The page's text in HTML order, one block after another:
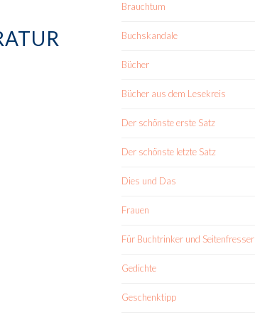
Brauchtum
Buchskandale
Bücher
Bücher aus dem Lesekreis
Der schönste erste Satz
Der schönste letzte Satz
Dies und Das
Frauen
Für Buchtrinker und Seitenfresser
Gedichte
Geschenktipp